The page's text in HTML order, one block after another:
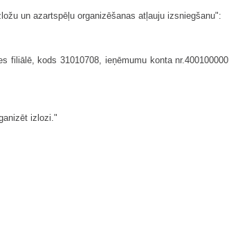
un azartspēļu organizēšanas atļauju izsniegšanu":
kods 31010708, ieņēmumu konta
izlozi."